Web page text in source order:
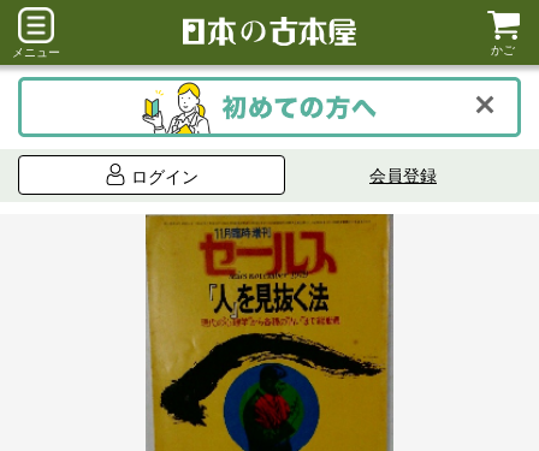
メニュー かご
ログイン 会員登録